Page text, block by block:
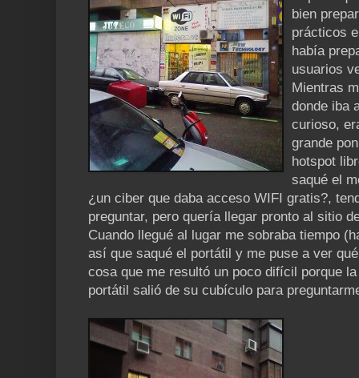
bien
prácticos
había
usuarios
Mientras
donde iba
curioso,
grande
hotspot
saqué el
¿un ciber que daba acceso WIFI gratis?,
preguntar, pero quería llegar pronto al sitio
Cuando llegué al lugar me sobraba tiempo
así que saqué el portátil y me puse a ver
cosa que me resultó un poco difícil porque
portátil salió de su cubículo para